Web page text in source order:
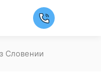
Словении